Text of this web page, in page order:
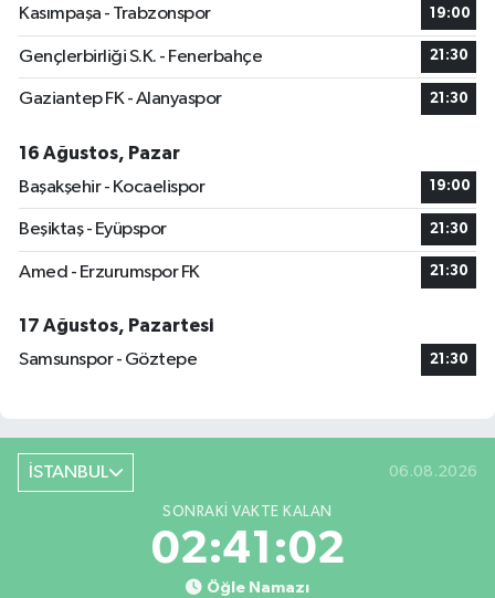
Kasımpaşa - Trabzonspor 19:00
Gençlerbirliği S.K. - Fenerbahçe 21:30
Gaziantep FK - Alanyaspor 21:30
16 Ağustos, Pazar
Başakşehir - Kocaelispor
19:00
Beşiktaş - Eyüpspor 21:30
Amed - Erzurumspor FK 21:30
17 Ağustos, Pazartesi
Samsunspor - Göztepe
21:30
İSTANBUL 06.08.2026
SONRAKI VAKTE KALAN
02:41:01
Öğle Namazı